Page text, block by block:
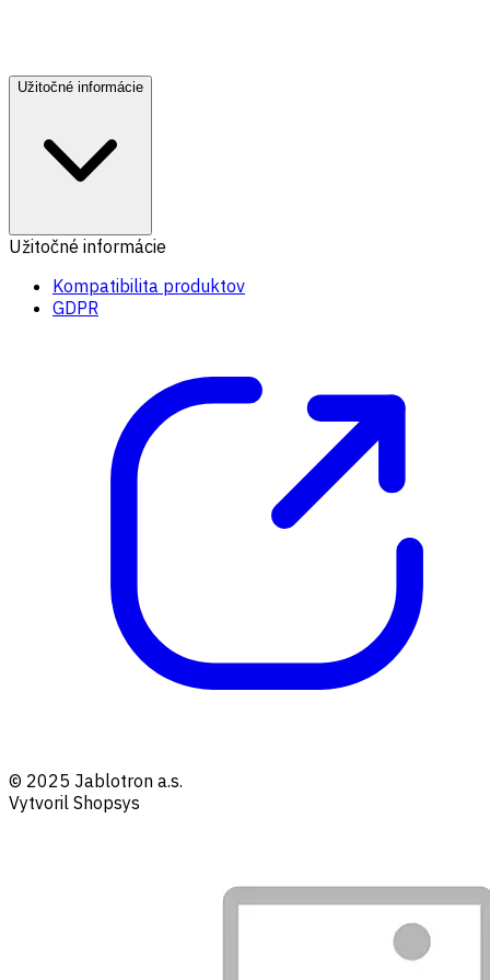
Užitočné informácie
Užitočné informácie
Kompatibilita produktov
GDPR
© 2025 Jablotron a.s.
Vytvoril Shopsys